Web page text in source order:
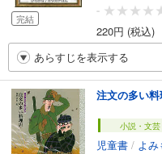
完結
-
220円 (税込)
あらすじを表示する
注文の多い
小説・文芸
児童書 / よみ